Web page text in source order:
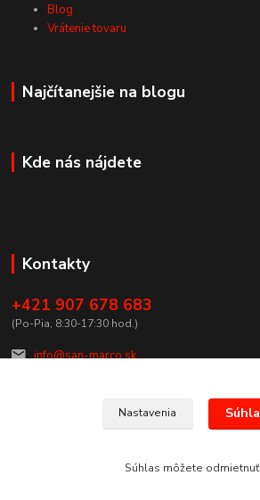
Blog
Vrátenie tovaru
Najčítanejšie na blogu
Kde nás nájdete
Kontakty
+421 907 678 683
(Po-Pia, 8:30-17:30 hod.)
info@san-marco.sk
Nastavenia
Súhlas môžete